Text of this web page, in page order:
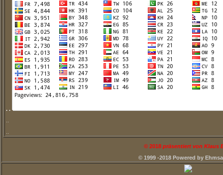
. .
© 2018 präsentiert von Klaus
© 1999 -2018 Powered by